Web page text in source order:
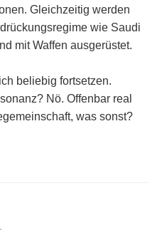
Gleichzeitig werden
wie Saudi
mit Waffen ausgerüstet.
beliebig fortsetzen.
Nö. Offenbar real
was sonst?